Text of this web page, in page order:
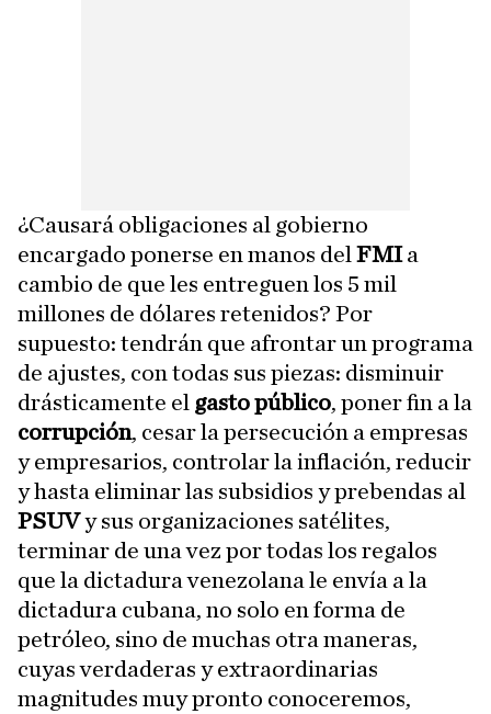
¿Causará obligaciones al gobierno
encargado ponerse en manos del FMIa
cambio de que les entreguen los 5 mil
millones de dólares retenidos? Por
supuesto: tendrán que afrontar un programa
de ajustes, con todas sus piezas: disminuir
drásticamente el gasto público, poner fin a la
corrupción, cesar la persecución a empresas
y empresarios, controlar la inflación, reducir
y hasta eliminar las subsidios y prebendas al
PSUVy sus organizaciones satélites,
terminar de una vez por todas los regalos
que la dictadura venezolana le envía a la
dictadura cubana, no solo en forma de
petróleo, sino de muchas otra maneras,
cuyas verdaderas y extraordinarias
magnitudes muy pronto conoceremos,